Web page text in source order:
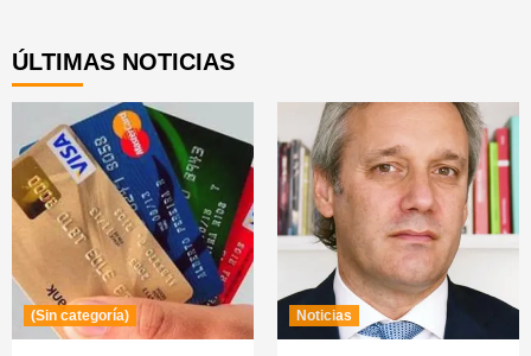
ÚLTIMAS NOTICIAS
(Sin categoría) Noticias